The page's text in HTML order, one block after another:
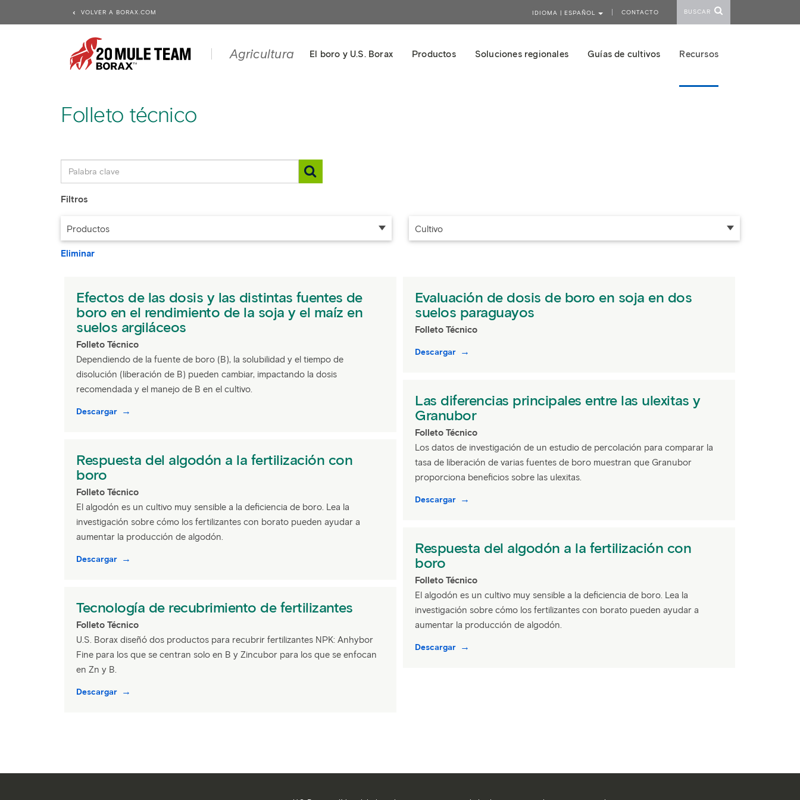
Folleto técnico
Filtros
Productos Cultivo
Eliminar
Efectos de las dosis y las distintas fuentes de
boro en el rendimiento de la soja y el maíz en
suelos argiláceos
Folleto Técnico
Dependiendo de la fuente de boro (B), la solubilidad y el tiempo de
disolución (liberación de B) pueden cambiar, impactando la dosis
recomendada y el manejo de B en el cultivo.
Descargar
Evaluación de dosis de boro en soja en dos
suelos paraguayos
Folleto Técnico
Descargar
Las diferencias principales entre las ulexitas y
Granubor
Folleto Técnico
Los datos de investigación de un estudio de percolación para comparar la
tasa de liberación de varias fuentes de boro muestran que Granubor
proporciona beneficios sobre las ulexitas.
Descargar
Respuesta del algodón a la fertilización con
boro
Folleto Técnico
El algodón es un cultivo muy sensible a la deficiencia de boro. Lea la
investigación sobre cómo los fertilizantes con borato pueden ayudar a
aumentar la producción de algodón.
Descargar
Respuesta del algodón a la fertilización con
boro
Folleto Técnico
El algodón es un cultivo muy sensible a la deficiencia de boro. Lea la
investigación sobre cómo los fertilizantes con borato pueden ayudar a
aumentar la producción de algodón.
Descargar
Tecnología de recubrimiento de fertilizantes
Folleto Técnico
U.S. Borax diseñó dos productos para recubrir fertilizantes NPK: Anhybor
Fine para los que se centran solo en B y Zincubor para los que se enfocan
en Zn y B.
Descargar
VOLVER A BORAX.COM IDIOMA | ESPAÑOL CONTACTO BUSCAR
Agricultura El boro y U.S. Borax Productos Soluciones regionales Guías de cultivos Recursos